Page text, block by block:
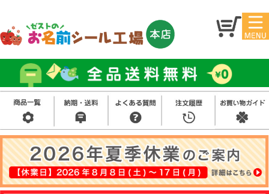
マイ
ジ
お名
前シ
ール
アイ
ロン
シー
ル
お買
い得
セッ
ト
スタ
ンプ